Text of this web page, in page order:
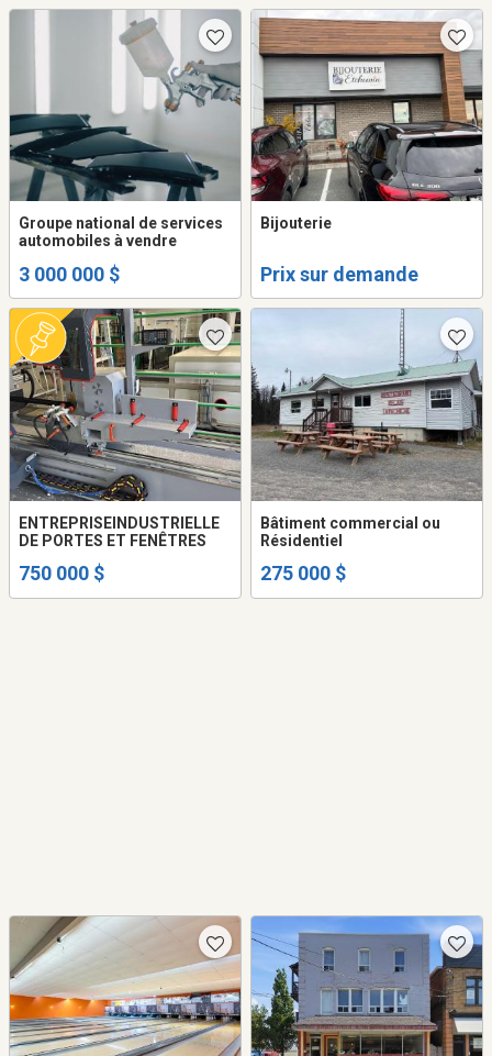
Groupe national de services
automobiles à vendre
3 000 000 $
Bijouterie
Prix sur demande
ENTREPRISEINDUSTRIELLE
DE PORTES ET FENÊTRES
750 000 $
Bâtiment commercial ou
Résidentiel
275 000 $